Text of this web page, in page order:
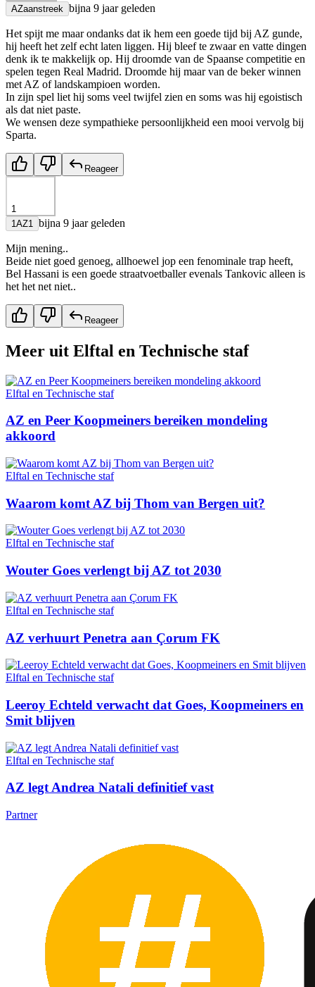
AZaanstreek bijna 9 jaar geleden
Het spijt me maar ondanks dat ik hem een goede tijd bij AZ gunde,
hij heeft het zelf echt laten liggen. Hij bleef te zwaar en vatte dingen
denk ik te makkelijk op. Hij droomde van de Spaanse competitie en
spelen tegen Real Madrid. Droomde hij maar van de beker winnen
met AZ of landskampioen worden.
In zijn spel liet hij soms veel twijfel zien en soms was hij egoistisch
als dat niet paste.
We wensen deze sympathieke persoonlijkheid een mooi vervolg bij
Sparta.
Reageer
1
1AZ1
bijna 9 jaar geleden
Mijn mening..
Beide niet goed genoeg, allhoewel jop een fenominale trap heeft,
Bel Hassani is een goede straatvoetballer evenals Tankovic alleen is
het het net niet..
Reageer
Meer uit Elftal en Technische staf
Elftal en Technische staf
AZ en Peer Koopmeiners bereiken mondeling
akkoord
Elftal en Technische staf
Waarom komt AZ bij Thom van Bergen uit?
Elftal en Technische staf
Wouter Goes verlengt bij AZ tot 2030
Elftal en Technische staf
AZ verhuurt Penetra aan Çorum FK
Elftal en Technische staf
Leeroy Echteld verwacht dat Goes, Koopmeiners en
Smit blijven
Elftal en Technische staf
AZ legt Andrea Natali definitief vast
Partner